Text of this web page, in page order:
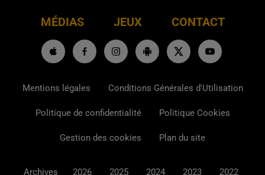
MÉDIAS JEUX CONTACT
Mentions légales Conditions Générales d'Utilisation
Politique de confidentialité Politique Cookies
Gestion des cookies Plan du site
Archives 2026 2025 2024 2023 2022